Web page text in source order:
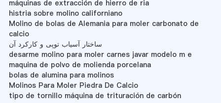
máquinas de extracción de hierro de ria
histria sobre molino californiano
Molino de bolas de Alemania para moler carbonato de
calcio
ساختار آسیاب توپی و کارکرد آن
desarme molino para moler carnes javar modelo m e
maquina de polvo de molienda porcelana
bolas de alumina para molinos
Molinos Para Moler Piedra De Calcio
tipo de tornillo máquina de trituración de carbón